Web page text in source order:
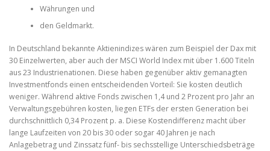
Währungen und
den Geldmarkt.
In Deutschland bekannte Aktienindizes wären zum Beispiel der Dax mit
30 Einzelwerten, aber auch der MSCI World Index mit über 1.600 Titeln
aus 23 Industrienationen. Diese haben gegenüber aktiv gemanagten
Investmentfonds einen entscheidenden Vorteil: Sie kosten deutlich
weniger. Während aktive Fonds zwischen 1,4 und 2 Prozent pro Jahr an
Verwaltungsgebühren kosten, liegen ETFs der ersten Generation bei
durchschnittlich 0,34 Prozent p. a. Diese Kostendifferenz macht über
lange Laufzeiten von 20 bis 30 oder sogar 40 Jahren je nach
Anlagebetrag und Zinssatz fünf- bis sechsstellige Unterschiedsbeträge